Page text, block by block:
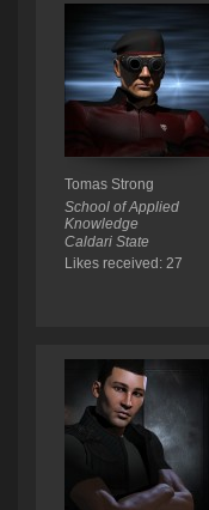
Tomas Strong
School of Applied
Knowledge
Caldari State
Likes received: 27